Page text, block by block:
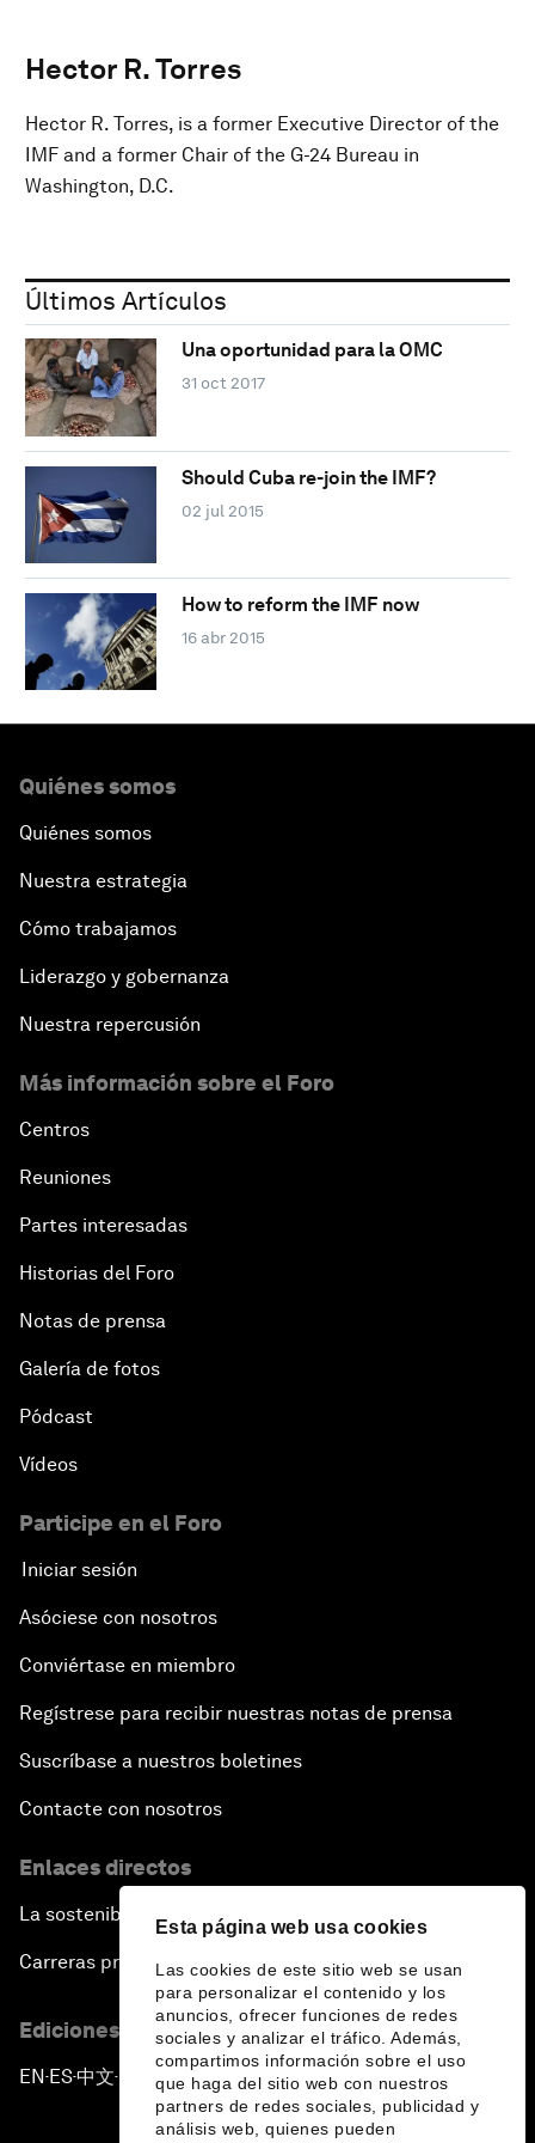
Esta página web usa cookies
Las cookies de este sitio web se usan
para personalizar el contenido y los
anuncios, ofrecer funciones de redes
sociales y analizar el tráfico. Además,
compartimos información sobre el uso
que haga del sitio web con nuestros
partners de redes sociales, publicidad y
análisis web, quienes pueden
Hector R. Torres
Hector R. Torres, is a former Executive Director of the
IMF and a former Chair of the G-24 Bureau in
Washington, D.C.
Últimos Artículos
Una oportunidad para la OMC
31 oct 2017
Should Cuba re-join the IMF?
02 jul 2015
How to reform the IMF now
16 abr 2015
Quiénes somos
Quiénes somos
Nuestra estrategia
Cómo trabajamos
Liderazgo y gobernanza
Nuestra repercusión
Más información sobre el Foro
Centros
Reuniones
Partes interesadas
Historias del Foro
Notas de prensa
Galería de fotos
Pódcast
Vídeos
Participe en el Foro
Iniciar sesión
Asóciese con nosotros
Conviértase en miembro
Regístrese para recibir nuestras notas de prensa
Suscríbase a nuestros boletines
Contacte con nosotros
Enlaces directos
La sostenibilidad en el Foro
Carreras profesionales
Ediciones en otros idiomas
EN ▪ ES▪中文▪ 日本語